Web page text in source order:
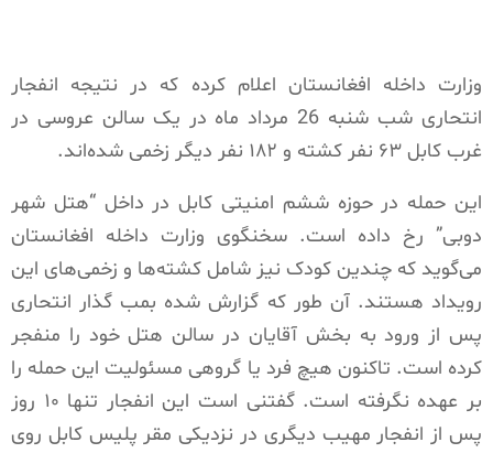
وزارت داخله افغانستان اعلام کرده که در نتیجه انفجار
انتحاری شب شنبه 26 مرداد ماه در یک سالن عروسی در
غرب کابل ۶۳ نفر کشته و ۱۸۲ نفر دیگر زخمی شده‌اند.
این حمله در حوزه ششم امنیتی کابل در داخل “هتل شهر
دوبی” رخ داده است. سخنگوی وزارت داخله افغانستان
می‌گوید که چندین کودک نیز شامل کشته‌ها و زخمی‌های این
رویداد هستند. آن طور که گزارش شده بمب گذار انتحاری
پس از ورود به بخش آقایان در سالن هتل خود را منفجر
کرده است. تاکنون هیچ فرد یا گروهی مسئولیت این حمله را
بر عهده نگرفته است. گفتنی است این انفجار تنها ۱۰ روز
پس از انفجار مهیب دیگری در نزدیکی مقر پلیس کابل روی